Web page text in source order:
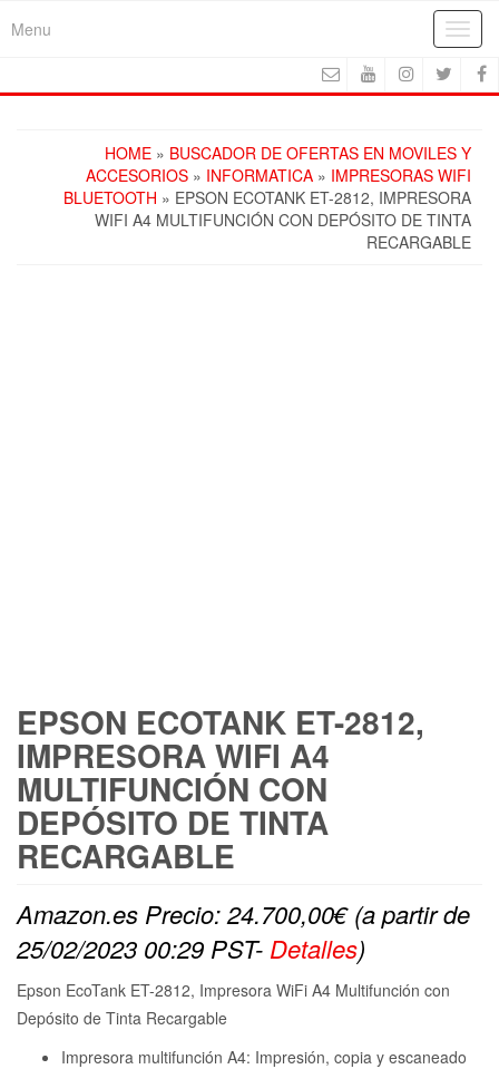
Menu
HOME » BUSCADOR DE OFERTAS EN MOVILES Y
ACCESORIOS » INFORMATICA » IMPRESORAS WIFI
BLUETOOTH » EPSON ECOTANK ET-2812, IMPRESORA
WIFI A4 MULTIFUNCIÓN CON DEPÓSITO DE TINTA
RECARGABLE
EPSON ECOTANK ET-2812,
IMPRESORA WIFI A4
MULTIFUNCIÓN CON
DEPÓSITO DE TINTA
RECARGABLE
Amazon.es Precio:24.700,00€(a partir de
25/02/2023 00:29 PST- Detalles)
Epson EcoTank ET-2812, Impresora WiFi A4 Multifunción con
Depósito de Tinta Recargable
Impresora multifunción A4: Impresión, copia y escaneado